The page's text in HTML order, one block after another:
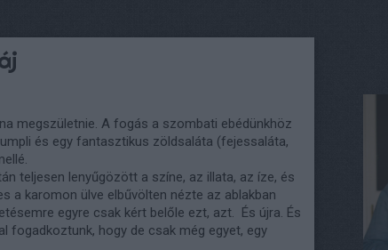
megszületnie. A fogás a szombati ebédünkhöz
és egy fantasztikus zöldsaláta (fejessaláta,
teljesen lenyűgözött a színe, az illata, az íze, és
a karomon ülve elbűvölten nézte az ablakban
egyre csak kért belőle ezt, azt. És újra. És
fogadkoztunk, hogy de csak még egyet, egy